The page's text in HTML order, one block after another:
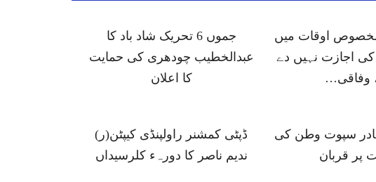
اوقات میں
اجازت نہیں دے
وفاقی…
جموں 6 تحریک شاد باد کا
عبدالخطیب چودھری کی حمایت
کا اعلان
سپوت وطن کی
پر قربان
ڈپٹی کمشنر راولپنڈی کیپٹن(ر)
ندیم ناصر کا دورہء کلرسیداں